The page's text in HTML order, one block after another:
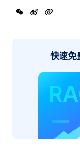
快速免